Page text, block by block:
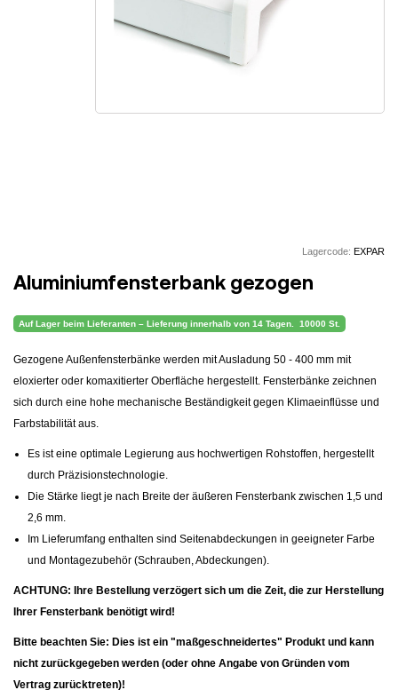
Lagercode: EXPAR
Aluminiumfensterbank gezogen
Auf Lager beim Lieferanten – Lieferung innerhalb von 14 Tagen. 10000 St.
Gezogene Außenfensterbänke werden mit Ausladung 50 - 400 mm mit
eloxierter oder komaxitierter Oberfläche hergestellt. Fensterbänke zeichnen
sich durch eine hohe mechanische Beständigkeit gegen Klimaeinflüsse und
Farbstabilität aus.
Es ist eine optimale Legierung aus hochwertigen Rohstoffen, hergestellt
durch Präzisionstechnologie.
Die Stärke liegt je nach Breite der äußeren Fensterbank zwischen 1,5 und
2,6 mm.
Im Lieferumfang enthalten sind Seitenabdeckungen in geeigneter Farbe
und Montagezubehör (Schrauben, Abdeckungen).
ACHTUNG: Ihre Bestellung verzögert sich um die Zeit, die zur Herstellung
Ihrer Fensterbank benötigt wird!
Bitte beachten Sie: Dies ist ein "maßgeschneidertes" Produkt und kann
nicht zurückgegeben werden (oder ohne Angabe von Gründen vom
Vertrag zurücktreten)!